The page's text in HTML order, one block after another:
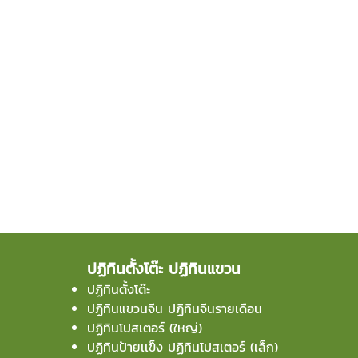
ปฏิทินตั้งโต๊ะ ปฏิทินแขวน
ปฏิทินตั้งโต๊ะ
ปฏิทินแขวนจีน ปฏิทินจีนรายเดือน
ปฏิทินโปสเตอร์ (ใหญ่)
ปฏิทินป้ายเเข็ง ปฏิทินโปสเตอร์ (เล็ก)